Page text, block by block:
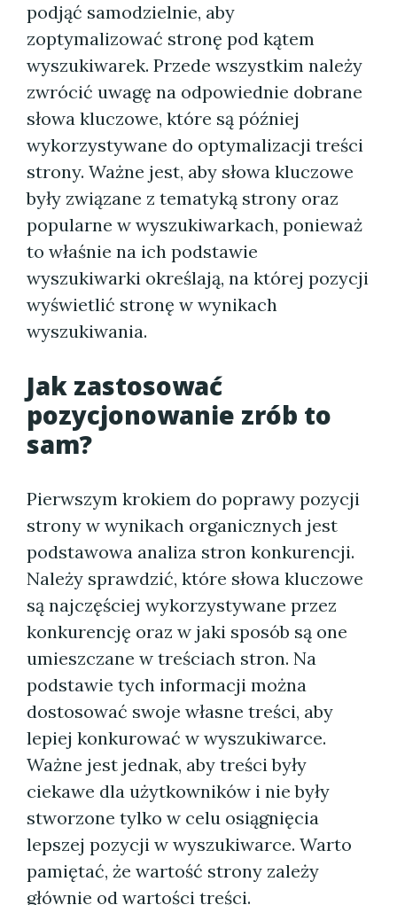
podjąć samodzielnie, aby
zoptymalizować stronę pod kątem
wyszukiwarek. Przede wszystkim należy
zwrócić uwagę na odpowiednie dobrane
słowa kluczowe, które są później
wykorzystywane do optymalizacji treści
strony. Ważne jest, aby słowa kluczowe
były związane z tematyką strony oraz
popularne w wyszukiwarkach, ponieważ
to właśnie na ich podstawie
wyszukiwarki określają, na której pozycji
wyświetlić stronę w wynikach
wyszukiwania.
Jak zastosować
pozycjonowanie zrób to
sam?
Pierwszym krokiem do poprawy pozycji
strony w wynikach organicznych jest
podstawowa analiza stron konkurencji.
Należy sprawdzić, które słowa kluczowe
są najczęściej wykorzystywane przez
konkurencję oraz w jaki sposób są one
umieszczane w treściach stron. Na
podstawie tych informacji można
dostosować swoje własne treści, aby
lepiej konkurować w wyszukiwarce.
Ważne jest jednak, aby treści były
ciekawe dla użytkowników i nie były
stworzone tylko w celu osiągnięcia
lepszej pozycji w wyszukiwarce. Warto
pamiętać, że wartość strony zależy
głównie od wartości treści.